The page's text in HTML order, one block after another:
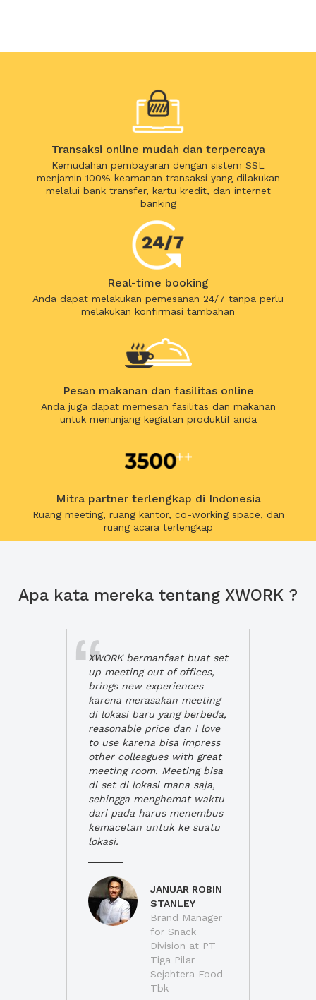
Transaksi online mudah dan terpercaya
Kemudahan pembayaran dengan sistem SSL
menjamin 100% keamanan transaksi yang dilakukan
melalui bank transfer, kartu kredit, dan internet
banking
Real-time booking
Anda dapat melakukan pemesanan 24/7 tanpa perlu
melakukan konfirmasi tambahan
Pesan makanan dan fasilitas online
Anda juga dapat memesan fasilitas dan makanan
untuk menunjang kegiatan produktif anda
Mitra partner terlengkap di Indonesia
Ruang meeting, ruang kantor, co-working space, dan
ruang acara terlengkap
Apa kata mereka tentang XWORK ?
XWORK bermanfaat buat set
up meeting out of offices,
brings new experiences
karena merasakan meeting
di lokasi baru yang berbeda,
reasonable price dan I love
to use karena bisa impress
other colleagues with great
meeting room. Meeting bisa
di set di lokasi mana saja,
sehingga menghemat waktu
dari pada harus menembus
kemacetan untuk ke suatu
lokasi.
JANUAR ROBIN
STANLEY
Brand Manager
for Snack
Division at PT
Tiga Pilar
Sejahtera Food
Tbk